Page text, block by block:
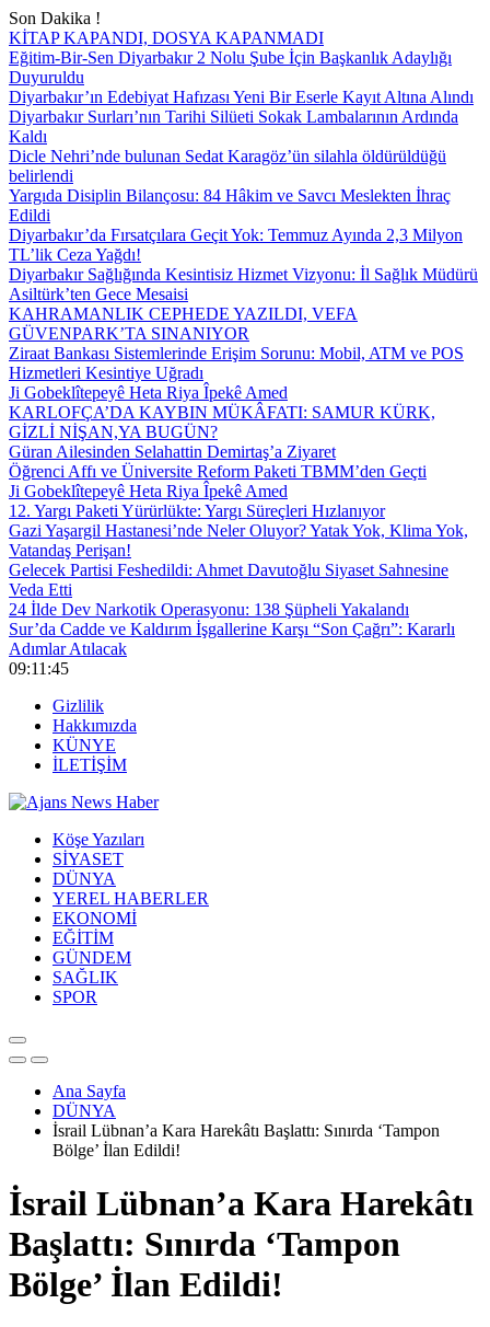
Son Dakika !
KİTAP KAPANDI, DOSYA KAPANMADI
Eğitim-Bir-Sen Diyarbakır 2 Nolu Şube İçin Başkanlık Adaylığı
Duyuruldu
Diyarbakır’ın Edebiyat Hafızası Yeni Bir Eserle Kayıt Altına Alındı
Diyarbakır Surları’nın Tarihi Silüeti Sokak Lambalarının Ardında
Kaldı
Dicle Nehri’nde bulunan Sedat Karagöz’ün silahla öldürüldüğü
belirlendi
Yargıda Disiplin Bilançosu: 84 Hâkim ve Savcı Meslekten İhraç
Edildi
Diyarbakır’da Fırsatçılara Geçit Yok: Temmuz Ayında 2,3 Milyon
TL’lik Ceza Yağdı!
Diyarbakır Sağlığında Kesintisiz Hizmet Vizyonu: İl Sağlık Müdürü
Asiltürk’ten Gece Mesaisi
KAHRAMANLIK CEPHEDE YAZILDI, VEFA
GÜVENPARK’TA SINANIYOR
Ziraat Bankası Sistemlerinde Erişim Sorunu: Mobil, ATM ve POS
Hizmetleri Kesintiye Uğradı
Ji Gobeklîtepeyê Heta Riya Îpekê Amed
KARLOFÇA’DA KAYBIN MÜKÂFATI: SAMUR KÜRK,
GİZLİ NİŞAN,YA BUGÜN?
Güran Ailesinden Selahattin Demirtaş’a Ziyaret
Öğrenci Affı ve Üniversite Reform Paketi TBMM’den Geçti
Ji Gobeklîtepeyê Heta Riya Îpekê Amed
12. Yargı Paketi Yürürlükte: Yargı Süreçleri Hızlanıyor
Gazi Yaşargil Hastanesi’nde Neler Oluyor? Yatak Yok, Klima Yok,
Vatandaş Perişan!
Gelecek Partisi Feshedildi: Ahmet Davutoğlu Siyaset Sahnesine
Veda Etti
24 İlde Dev Narkotik Operasyonu: 138 Şüpheli Yakalandı
Sur’da Cadde ve Kaldırım İşgallerine Karşı “Son Çağrı”: Kararlı
Adımlar Atılacak
09:11:46
Gizlilik
Hakkımızda
KÜNYE
İLETİŞİM
Köşe Yazıları
SİYASET
DÜNYA
YEREL HABERLER
EKONOMİ
EĞİTİM
GÜNDEM
SAĞLIK
SPOR
Ana Sayfa
DÜNYA
İsrail Lübnan’a Kara Harekâtı Başlattı: Sınırda ‘Tampon
Bölge’ İlan Edildi!
İsrail Lübnan’a Kara Harekâtı
Başlattı: Sınırda ‘Tampon
Bölge’ İlan Edildi!